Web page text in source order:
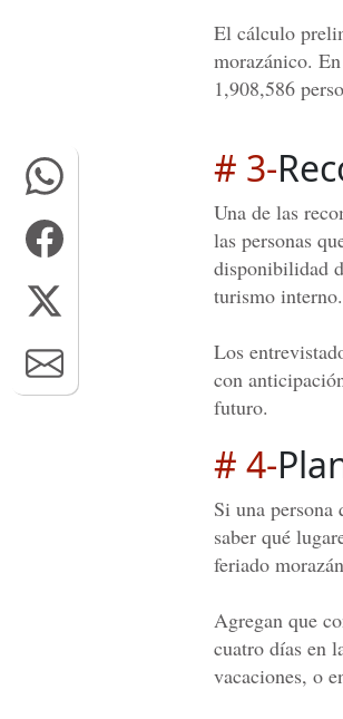
El cálculo
morazánico.
1,908,586
# 3-
Una de las
las personas
disponibilidad
turismo interno.
Los
con
futuro.
# 4-
Si una persona
saber qué
feriado
Agregan que
cuatro días en
vacaciones, o